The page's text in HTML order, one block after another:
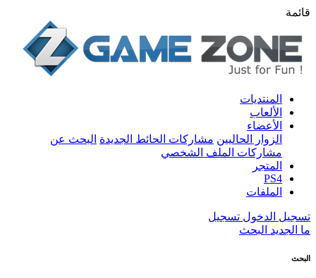
قائمة
المنتديات
الألعاب
الأعضاء
الزوار الحاليين مشاركات الحائط الجديدة البحث عن
مشاركات الملف الشخصي
المتجر
PS4
الملفات
تسجيل الدخول تسجيل
ما الجديد البحث
البحث